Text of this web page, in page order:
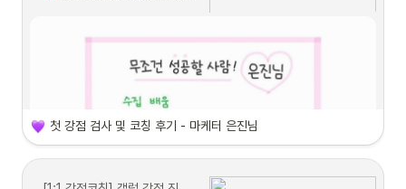
첫 강점 검사 및 코칭 후기 - 마케터 은진님